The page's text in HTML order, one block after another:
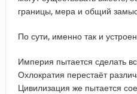
границы, мера и общий
По сути, именно так и
Империя пытается сделать
Охлократия перестаёт
Цивилизация же пытается